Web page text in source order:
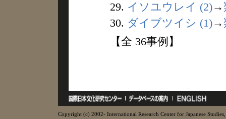
29. イソユウレイ (2)→
30. ダイブツイシ (1)→
【全 36事例】
Copyright (c) 2002- International Research Center for Japanese